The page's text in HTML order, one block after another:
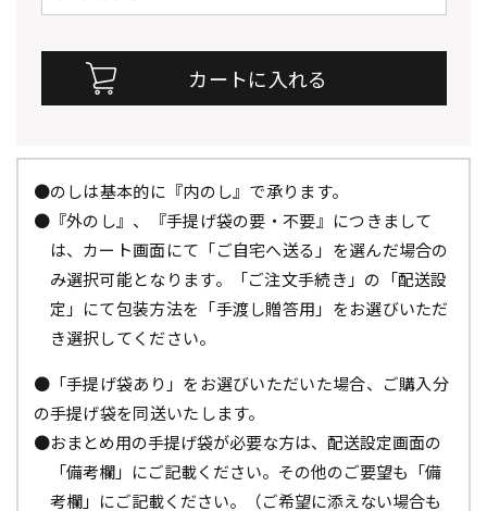
●のしは基本的に『内のし』で承ります。
●『外のし』、『手提げ袋の要・不要』につきまして
は、カート画面にて「ご自宅へ送る」を選んだ場合の
み選択可能となります。「ご注文手続き」の「配送設
定」にて包装方法を「手渡し贈答用」をお選びいただ
き選択してください。
●「手提げ袋あり」をお選びいただいた場合、ご購入分
の手提げ袋を同送いたします。
●おまとめ用の手提げ袋が必要な方は、配送設定画面の
「備考欄」にご記載ください。その他のご要望も「備
考欄」にご記載ください。（ご希望に添えない場合も